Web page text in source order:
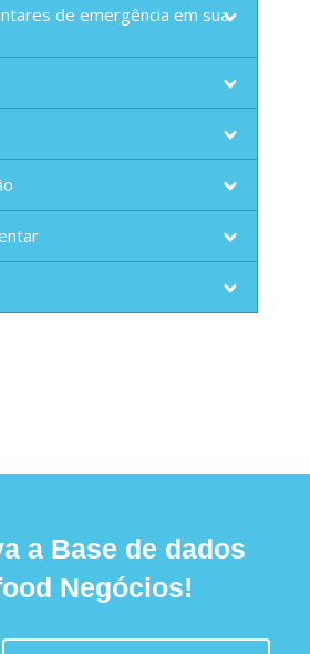
de emergência em sua
a Base de dados
Negócios!